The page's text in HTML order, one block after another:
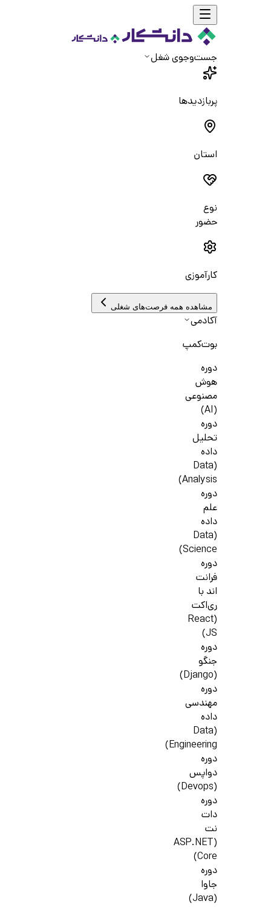
جست‌و‌جوی شغل
پربازدیدها
استان
نوع
حضور
کارآموزی
مشاهده همه فرصت‌های شغلی
آکادمی
بوت‌کمپ
دوره
هوش
مصنوعی
(AI)
دوره
تحلیل
داده
(Data
Analysis)
دوره
علم
داده
(Data
Science)
دوره
فرانت
اند با
ری‌اکت
(React
JS)
دوره
جنگو
(Django)
دوره
مهندسی
داده
(Data
Engineering)
دوره
دواپس
(Devops)
دوره
دات
نت
(ASP.NET
Core)
دوره
جاوا
(Java)